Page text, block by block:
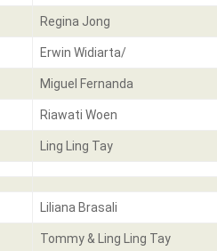
Regina Jong
Erwin Widiarta/
Miguel Fernanda
Riawati Woen
Ling Ling Tay
Liliana Brasali
Tommy & Ling Ling Tay